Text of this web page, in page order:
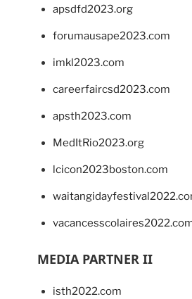
apsdfd2023.org
forumausape2023.com
imkl2023.com
careerfaircsd2023.com
apsth2023.com
MedItRio2023.org
lcicon2023boston.com
MEDIA PARTNER II
isth2022.com